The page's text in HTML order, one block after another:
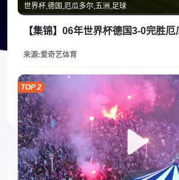
世界杯,德国,厄瓜多尔,五洲,足球
来源:爱奇艺体育
TOP 2